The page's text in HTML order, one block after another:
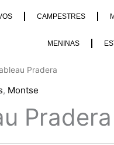
CAMPESTRES
MENINAS
Pradera
, Montse
Pradera